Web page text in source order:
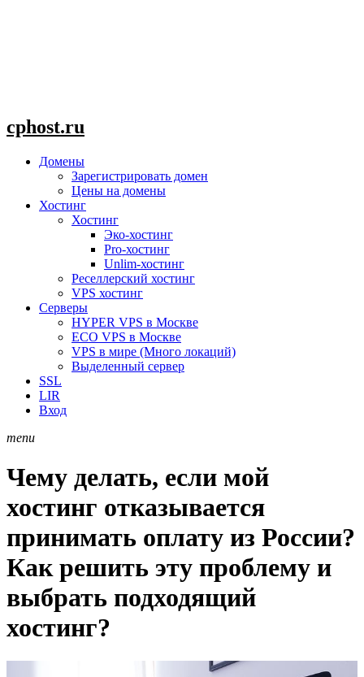
cphost.ru
Домены
Зарегистрировать домен
Цены на домены
Хостинг
Хостинг
Эко-хостинг
Pro-хостинг
Unlim-хостинг
Реселлерский хостинг
VPS хостинг
Серверы
HYPER VPS в Москве
ECO VPS в Москве
VPS в мире (Много локаций)
Выделенный сервер
SSL
LIR
Вход
menu
Чему делать, если мой
хостинг отказывается
принимать оплату из России?
Как решить эту проблему и
выбрать подходящий
хостинг?